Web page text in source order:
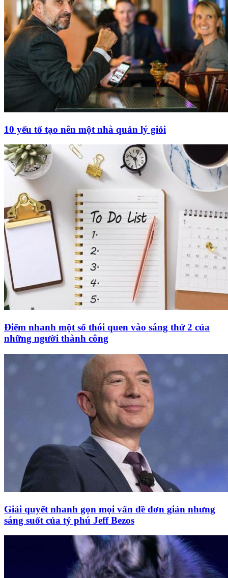
10 yếu tố tạo nên một nhà quản lý giỏi
Điểm nhanh một số thói quen vào sáng thứ 2 của
những người thành công
Giải quyết nhanh gọn mọi vấn đề đơn giản nhưng
sáng suốt của tỷ phú Jeff Bezos